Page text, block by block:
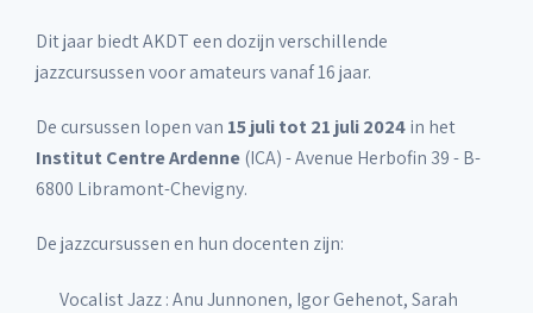
Dit jaar biedt AKDT een dozijn verschillende
jazzcursussen voor amateurs vanaf 16 jaar.
De cursussen lopen van 15 juli tot 21 juli 2024in het
Institut Centre Ardenne(ICA) - Avenue Herbofin 39 - B-
6800 Libramont-Chevigny.
De jazzcursussen en hun docenten zijn:
Vocalist Jazz : Anu Junnonen, Igor Gehenot, Sarah